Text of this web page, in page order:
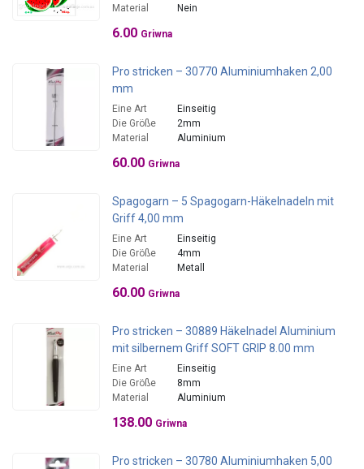
Material
Nein
6.00 Griwna
Pro stricken – 30770 Aluminiumhaken 2,00
mm
Eine Art
Einseitig
Die Größe
2mm
Material
Aluminium
60.00 Griwna
Spagogarn – 5 Spagogarn-Häkelnadeln mit
Griff 4,00 mm
Eine Art
Einseitig
Die Größe
4mm
Material
Metall
60.00 Griwna
Pro stricken – 30889 Häkelnadel Aluminium
mit silbernem Griff SOFT GRIP 8.00 mm
Eine Art
Einseitig
Die Größe
8mm
Material
Aluminium
138.00 Griwna
Pro stricken – 30780 Aluminiumhaken 5,00